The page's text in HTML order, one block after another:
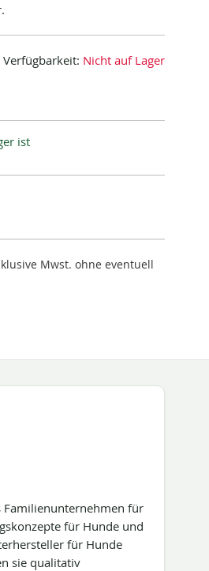
Verfügbarkeit: Nicht auf Lager
ist
Mwst. ohne eventuell
Familienunternehmen für
für Hunde und
für Hunde
sie qualitativ